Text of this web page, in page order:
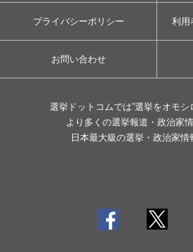
プライバシーポリシー 利用
お問い合わせ
選挙ドットコムでは”選挙をオモシ
より多くの選挙報道・政治家
日本最大級の選挙・政治家情